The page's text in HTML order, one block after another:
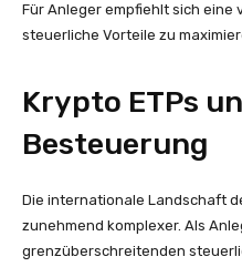
Für Anleger empfiehlt sich eine
steuerliche Vorteile zu
Krypto ETPs
Besteuerung
Die internationale Landschaft
zunehmend komplexer. Als
grenzüberschreitenden